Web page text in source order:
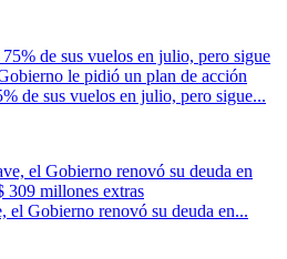
de sus vuelos en julio, pero sigue...
el Gobierno renovó su deuda en...